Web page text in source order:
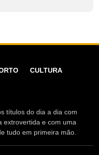
CULTURA
títulos do dia a dia com
extrovertida e com uma
tudo em primeira mão.